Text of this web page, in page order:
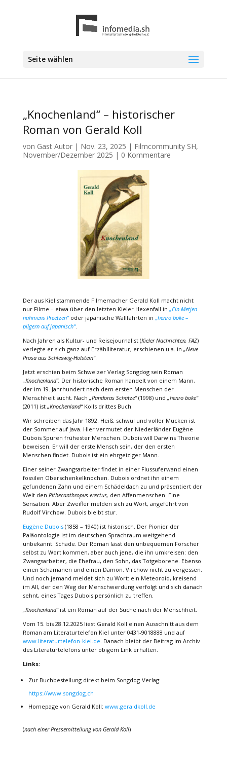
Seite wählen
„Knochenland“ – historischer
Roman von Gerald Koll
von Gast Autor| Nov. 23, 2025 | Filmcommunity SH,
November/Dezember 2025 | 0 Kommentare
Der aus Kiel stammende Filmemacher Gerald Koll macht nicht
nur Filme – etwa über den letzten Kieler Hexenfall in „Ein Metjen
nahmens Preetzen“ oder japanische Wallfahrten in „henro boke –
pilgern auf japanisch“.
Nach Jahren als Kultur- und Reisejournalist (Kieler Nachrichten, FAZ)
verlegte er sich ganz auf Erzählliteratur, erschienen u.a. in „Neue
Prosa aus Schleswig-Holstein“.
Jetzt erschien beim Schweizer Verlag Songdog sein Roman
„Knochenland“. Der historische Roman handelt von einem Mann,
der im 19. Jahrhundert nach dem ersten Menschen der
Menschheit sucht. Nach „Pandoras Schätze“(1998) und „henro boke“
(2011) ist „Knochenland“Kolls drittes Buch.
Wir schreiben das Jahr 1892. Heiß, schwül und voller Mücken ist
der Sommer auf Java. Hier vermutet der Niederländer Eugène
Dubois Spuren frühester Menschen. Dubois will Darwins Theorie
beweisen. Er will der erste Mensch sein, der den ersten
Menschen findet. Dubois ist ein ehrgeiziger Mann.
Einer seiner Zwangsarbeiter findet in einer Flussuferwand einen
fossilen Oberschenkelknochen. Dubois ordnet ihn einem
gefundenen Zahn und einem Schädeldach zu und präsentiert der
Welt den Pithecanthropus erectus, den Affenmenschen. Eine
Sensation. Aber Zweifler melden sich zu Wort, angeführt von
Rudolf Virchow. Dubois bleibt stur.
Eugène Dubois(1858 – 1940) ist historisch. Der Pionier der
Paläontologie ist im deutschen Sprachraum weitgehend
unbekannt. Schade. Der Roman lässt den unbequemen Forscher
selbst zu Wort kommen, aber auch jene, die ihn umkreisen: den
Zwangsarbeiter, die Ehefrau, den Sohn, das Totgeborene. Ebenso
einen Schamanen und einen Dämon. Virchow nicht zu vergessen.
Und noch jemand meldet sich zu Wort: ein Meteoroid, kreisend
im All, der den Weg der Menschwerdung verfolgt und sich danach
sehnt, eines Tages Dubois persönlich zu treffen.
„Knochenland“ist ein Roman auf der Suche nach der Menschheit.
Vom 15. bis 28.12.2025 liest Gerald Koll einen Ausschnitt aus dem
Roman am Literaturtelefon Kiel unter 0431-9018888 und auf
www.literaturtelefon-kiel.de. Danach bleibt der Beitrag im Archiv
des Literaturtelefons unter obigem Link erhalten.
Links:
Zur Buchbestellung direkt beim Songdog-Verlag:
https://www.songdog.ch
Homepage von Gerald Koll: www.geraldkoll.de
(nach einer Pressemitteilung von Gerald Koll)